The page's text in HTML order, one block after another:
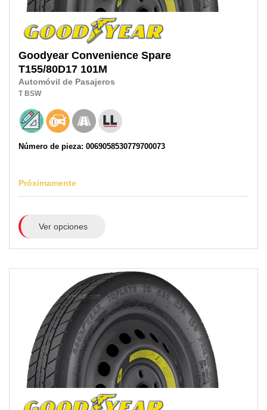
Goodyear Convenience Spare
T155/80D17 101M
Automóvil de Pasajeros
T BSW
Número de pieza: 0069058530779700073
Próximamente
Ver opciones